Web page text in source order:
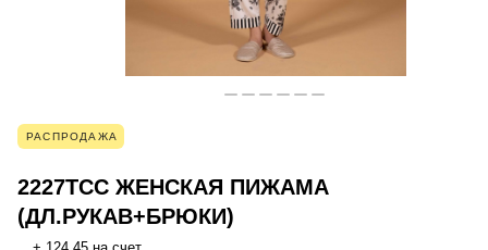
РАСПРОДАЖА
2227TCC ЖЕНСКАЯ ПИЖАМА
(ДЛ.РУКАВ+БРЮКИ)